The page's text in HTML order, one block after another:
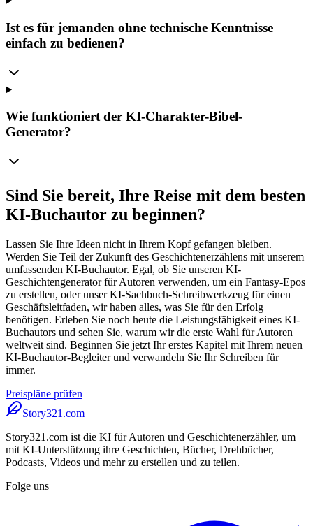
Ist es für jemanden ohne technische Kenntnisse
einfach zu bedienen?
Wie funktioniert der KI-Charakter-Bibel-
Generator?
Sind Sie bereit, Ihre Reise mit dem besten
KI-Buchautor zu beginnen?
Lassen Sie Ihre Ideen nicht in Ihrem Kopf gefangen bleiben.
Werden Sie Teil der Zukunft des Geschichtenerzählens mit unserem
umfassenden KI-Buchautor. Egal, ob Sie unseren KI-
Geschichtengenerator für Autoren verwenden, um ein Fantasy-Epos
zu erstellen, oder unser KI-Sachbuch-Schreibwerkzeug für einen
Geschäftsleitfaden, wir haben alles, was Sie für den Erfolg
benötigen. Erleben Sie noch heute die Leistungsfähigkeit eines KI-
Buchautors und sehen Sie, warum wir die erste Wahl für Autoren
weltweit sind. Beginnen Sie jetzt Ihr erstes Kapitel mit Ihrem neuen
KI-Buchautor-Begleiter und verwandeln Sie Ihr Schreiben für
immer.
Preispläne prüfen
Story321.com
Story321.com ist die KI für Autoren und Geschichtenerzähler, um
mit KI-Unterstützung ihre Geschichten, Bücher, Drehbücher,
Podcasts, Videos und mehr zu erstellen und zu teilen.
Folge uns